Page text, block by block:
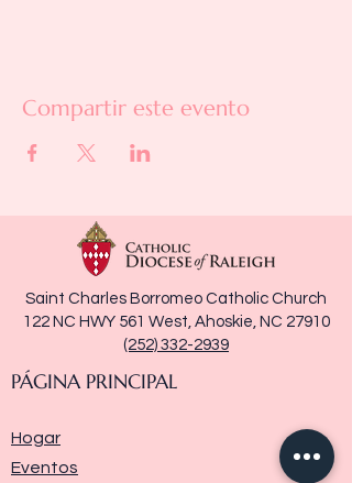
Compartir este evento
Saint Charles Borromeo Catholic Church
122 NC HWY 561 West, Ahoskie, NC 27910
(252) 332-2939
PÁGINA PRINCIPAL
Hogar
Eventos